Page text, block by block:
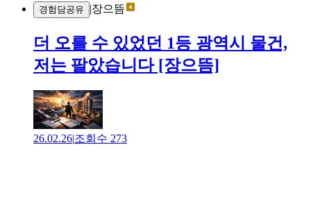
경험담공유 |장으뜸
더 오를 수 있었던 1등 광역시 물건,
저는 팔았습니다 [장으뜸]
26.02.26|조회수 273